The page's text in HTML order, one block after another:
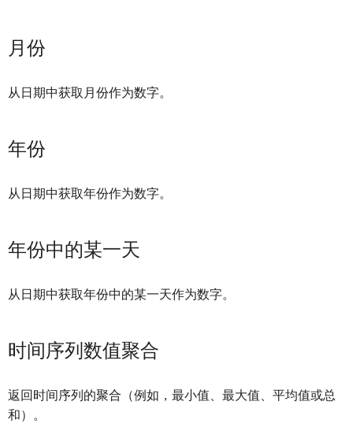
月份
从日期中获取月份作为数字。
年份
从日期中获取年份作为数字。
年份中的某一天
从日期中获取年份中的某一天作为数字。
时间序列数值聚合
返回时间序列的聚合（例如，最小值、最大值、平均值或总
和）。